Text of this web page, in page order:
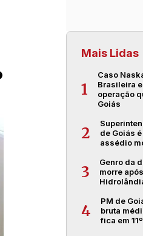
Mais Lidas
1
Caso
Brasileira
operação
Goiás
2
de Goiás
assédio
3
Genro da
morre
4
PM de
bruta
fica em 11º